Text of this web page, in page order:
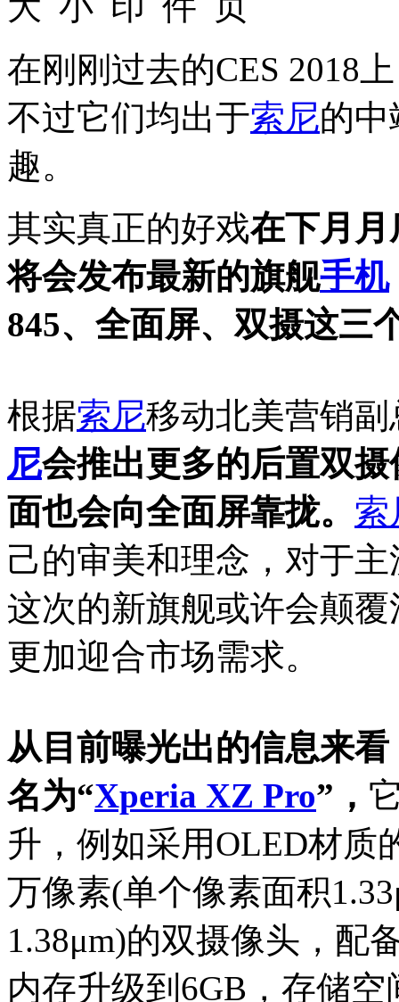
在刚刚过去的CES 2018
不过它们均出于索尼的
趣。
其实真正的好戏在下月
将会发布最新的旗舰手机
845、全面屏、双摄这三
根据索尼移动北美营销副
尼会推出更多的后置双摄
面也会向全面屏靠拢。 索
己的审美和理念，对于
这次的新旗舰或许会颠
更加迎合市场需求。
从目前曝光出的信息来看
名为“Xperia XZ Pro”，
升，例如采用OLED材质
万像素(单个像素面积
1.38μm)的双摄像头，配
内存升级到6GB，存储